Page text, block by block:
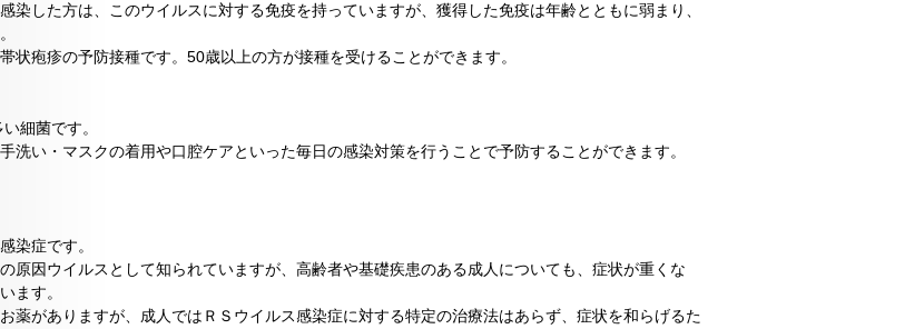
染した方は、このウイルスに対する免疫を持っていますが、獲得した免疫は年齢とともに弱まり、
状疱疹の予防接種です。50歳以上の方が接種を受けることができます。
細菌です。
洗い・マスクの着用や口腔ケアといった毎日の感染対策を行うことで予防することができます。
染症です。
原因ウイルスとして知られていますが、高齢者や基礎疾患のある成人についても、症状が重くな
ます。
薬がありますが、成人ではＲＳウイルス感染症に対する特定の治療法はあらず、症状を和らげるた